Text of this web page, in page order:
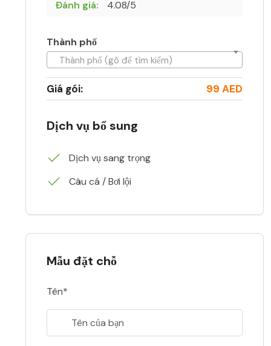
Đánh giá: 4.08/5
Thành phố
Thành phố (gõ để tìm kiếm)
Giá gói: 99 AED
Dịch vụ bổ sung
Dịch vụ sang trọng
Câu cá / Bơi lội
Mẫu đặt chỗ
Tên*